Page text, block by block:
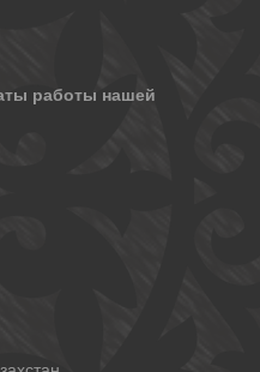
работы нашей